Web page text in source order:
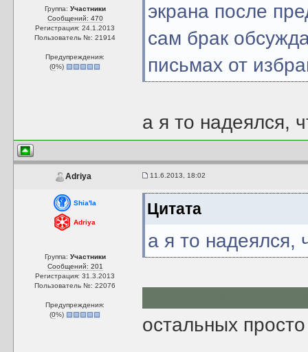
Группа: Участники
Сообщений: 470
Регистрация: 24.1.2013
Пользователь №: 21914
Предупреждения:
(0%)
экрана после
сам брак
письмах от
а я то надеялся,
Adriya 11.6.2013, 18:02
Shia'la
Adriya
Группа: Участники
Сообщений: 201
Регистрация: 31.3.2013
Пользователь №: 22076
Предупреждения:
(0%)
Цитата
а я то надеялся,
остальных